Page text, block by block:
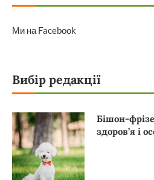
Ми на Facebook
Вибір редакції
Бішон-
здоров’я і